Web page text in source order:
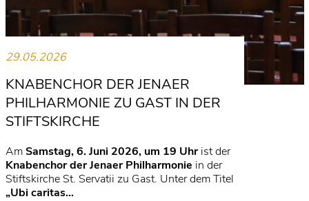
29.05.2026
KNABENCHOR DER JENAER
PHILHARMONIE ZU GAST IN DER
STIFTSKIRCHE
AmSamstag, 6. Juni 2026, um 19 Uhrist der
Knabenchor der Jenaer Philharmonie in der
Stiftskirche St. Servatii zu Gast. Unter dem Titel
„Ubi caritas…